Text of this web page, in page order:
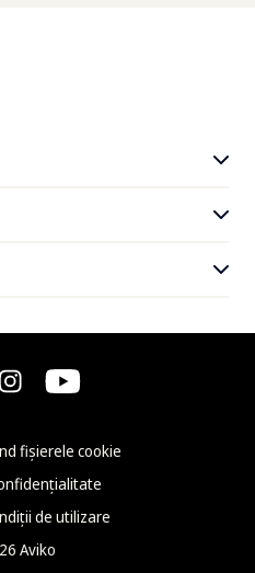
fișierele cookie
de utilizare
Aviko